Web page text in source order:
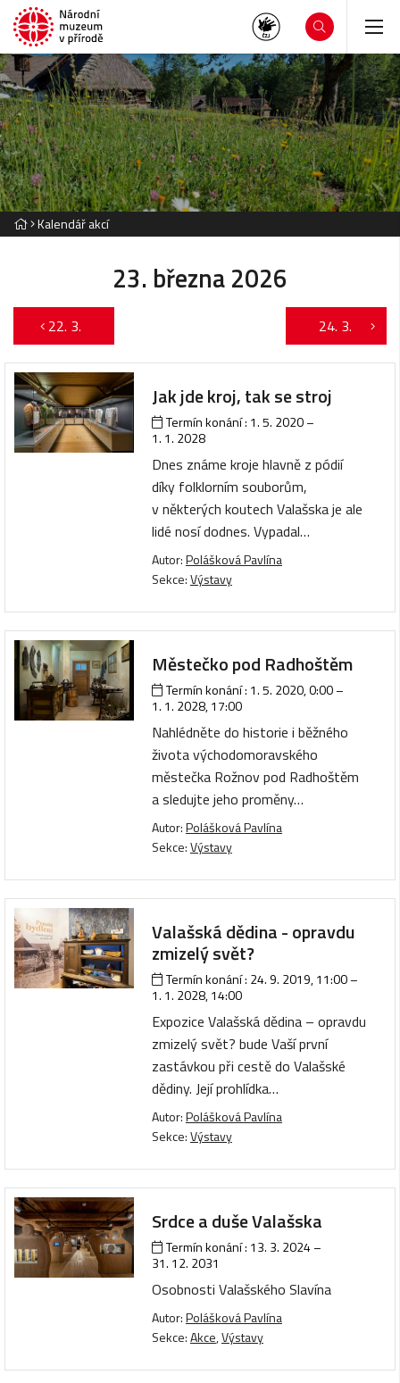
Kalendář akcí
23. března 2026
22. 3. 24. 3.
Jak jde kroj, tak se stroj
Termín konání : 1. 5. 2020–
1. 1. 2028
Dnes známe kroje hlavně z pódií
díky folklorním souborům,
v některých koutech Valašska je ale
lidé nosí dodnes. Vypadal…
Autor:Polášková Pavlína
Sekce:Výstavy
Městečko pod Radhoštěm
Termín konání : 1. 5. 2020, 0:00–
1. 1. 2028, 17:00
Nahlédněte do historie i běžného
života východomoravského
městečka Rožnov pod Radhoštěm
a sledujte jeho proměny…
Autor:Polášková Pavlína
Sekce:Výstavy
Valašská dědina - opravdu
zmizelý svět?
Termín konání : 24. 9. 2019, 11:00–
1. 1. 2028, 14:00
Expozice Valašská dědina – opravdu
zmizelý svět? bude Vaší první
zastávkou při cestě do Valašské
dědiny. Její prohlídka…
Autor:Polášková Pavlína
Sekce:Výstavy
Srdce a duše Valašska
Termín konání : 13. 3. 2024–
31. 12. 2031
Osobnosti Valašského Slavína
Autor:Polášková Pavlína
Sekce:Akce,Výstavy